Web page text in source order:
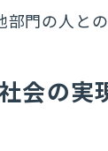
部門の人と
会の実